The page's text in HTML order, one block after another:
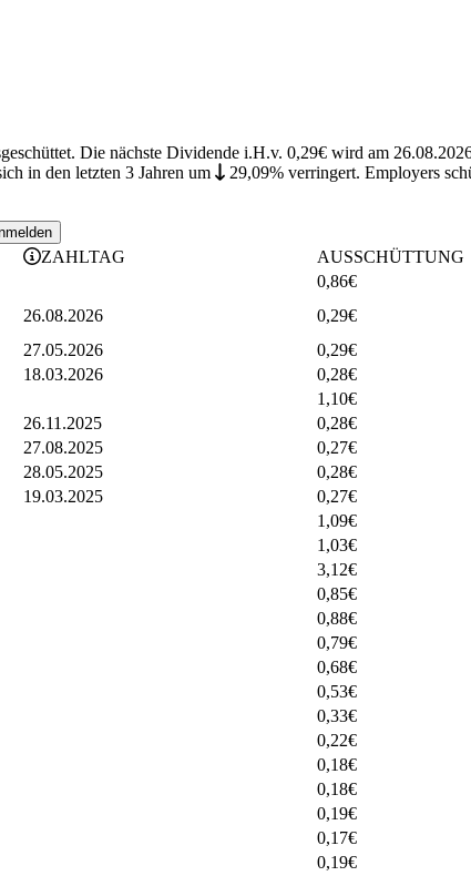
Die nächste Dividende i.H.v. 0,29€ wird am
in den letzten 3 Jahren um 29,09% verringert. Employers
ZAHLTAG AUSSCHÜTTUNG
0,86€
26.08.2026 0,29€
27.05.2026 0,29€
18.03.2026 0,28€
1,10€
26.11.2025 0,28€
27.08.2025 0,27€
28.05.2025 0,28€
19.03.2025 0,27€
1,09€
1,03€
3,12€
0,85€
0,88€
0,79€
0,68€
0,53€
0,33€
0,22€
0,18€
0,18€
0,19€
0,17€
0,19€